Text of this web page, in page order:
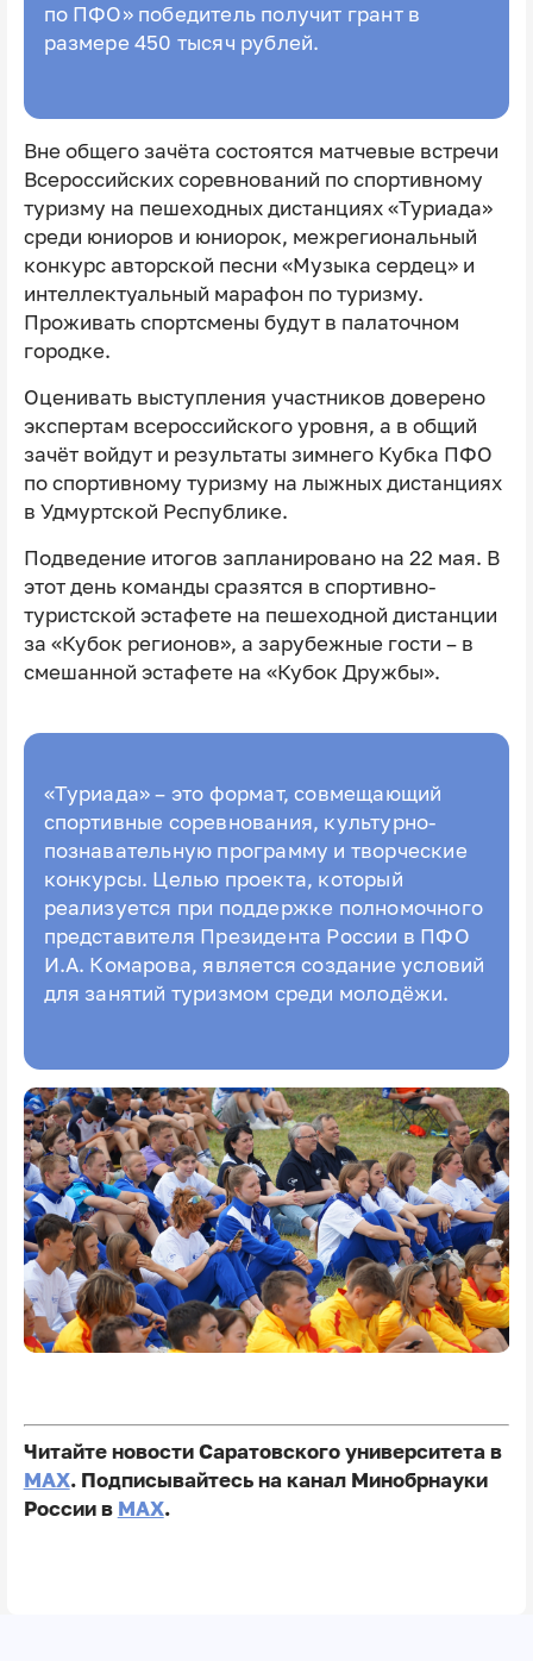
по ПФО» победитель получит грант в
размере 450 тысяч рублей.
Вне общего зачёта состоятся матчевые встречи
Всероссийских соревнований по спортивному
туризму на пешеходных дистанциях «Туриада»
среди юниоров и юниорок, межрегиональный
конкурс авторской песни «Музыка сердец» и
интеллектуальный марафон по туризму.
Проживать спортсмены будут в палаточном
городке.
Оценивать выступления участников доверено
экспертам всероссийского уровня, а в общий
зачёт войдут и результаты зимнего Кубка ПФО
по спортивному туризму на лыжных дистанциях
в Удмуртской Республике.
Подведение итогов запланировано на 22 мая. В
этот день команды сразятся в спортивно-
туристской эстафете на пешеходной дистанции
за «Кубок регионов», а зарубежные гости – в
смешанной эстафете на «Кубок Дружбы».
«Туриада» – это формат, совмещающий
спортивные соревнования, культурно-
познавательную программу и творческие
конкурсы. Целью проекта, который
реализуется при поддержке полномочного
представителя Президента России в ПФО
И.А. Комарова, является создание условий
для занятий туризмом среди молодёжи.
Читайте новости Саратовского университета в
MAX. Подписывайтесь на канал Минобрнауки
России в MAX.